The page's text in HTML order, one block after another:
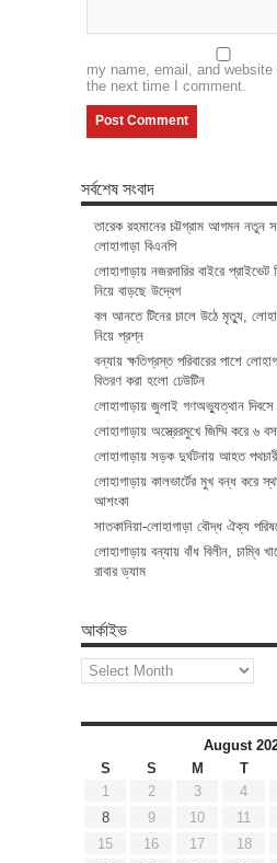
my name, email, and
the next time I comment.
সর্বশেষ সংবাদ
তারেক রহমানের চট্টগ্রাম আগমন নতুন
লোহাগাড়া বিএনপি
লোহাগাড়ায় নজরদারির বাইরে প্রাইভেট
নিয়ে বাড়ছে উদ্বেগ
বল আনতে টিনের চালে উঠে মৃত্যু,
নিয়ে প্রশ্ন
বন্যায় ক্ষতিগ্রস্ত পরিবারের পাশে
বিতরণ করা হলো ঢেউটিন
লোহাগাড়ায় জুলাই গণঅভ্যুত্থান দিবসে
লোহাগাড়ায় অস্ত্রেরমুখে জিম্মি করে ৬
লোহাগাড়ায় সড়ক দুর্ঘটনায় আহত
লোহাগাড়ায় কালভার্টের মুখ বন্ধ করে
আশংকা
সাতকানিয়া-লোহাগাড়া বৌদ্ধ ঐক্য
লোহাগাড়ায় বন্যায় বাঁধ বিলীন, চাম্বি
রাবার ড্যাম
আর্কাইভ
আর্কাইভ
August
S
S M T
1
2 3 4
8
9 10 11
15
16 17 18